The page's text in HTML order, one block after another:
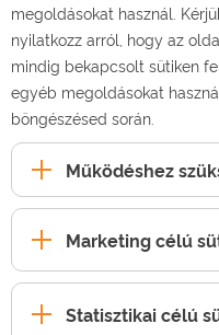
megoldásokat használ.
nyilatkozz arról, hogy az
mindig bekapcsolt sütiken
egyéb megoldásokat
böngészésed során.
Működéshez
Marketing célú
Statisztikai célú
Számlázással
számlamásolat
stb.
Egyéb ügyintézés
munkák
ingatlanon belüli
beállítás stb.
Böngésszaktuális